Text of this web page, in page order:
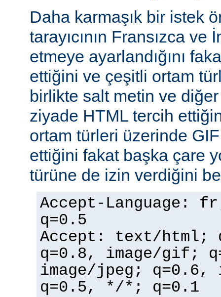
Daha karmaşık bir istek
tarayıcının Fransızca
etmeye ayarlandığını
ettiğini ve çeşitli ortam
birlikte salt metin ve
ziyade HTML tercih
ortam türleri üzerinde
ettiğini fakat başka çare
türüne de izin verdiğini
Accept-Language:
q=0.5
Accept: text/html;
q=0.8, image/gif;
image/jpeg; q=0.6,
q=0.5, */*; q=0.1